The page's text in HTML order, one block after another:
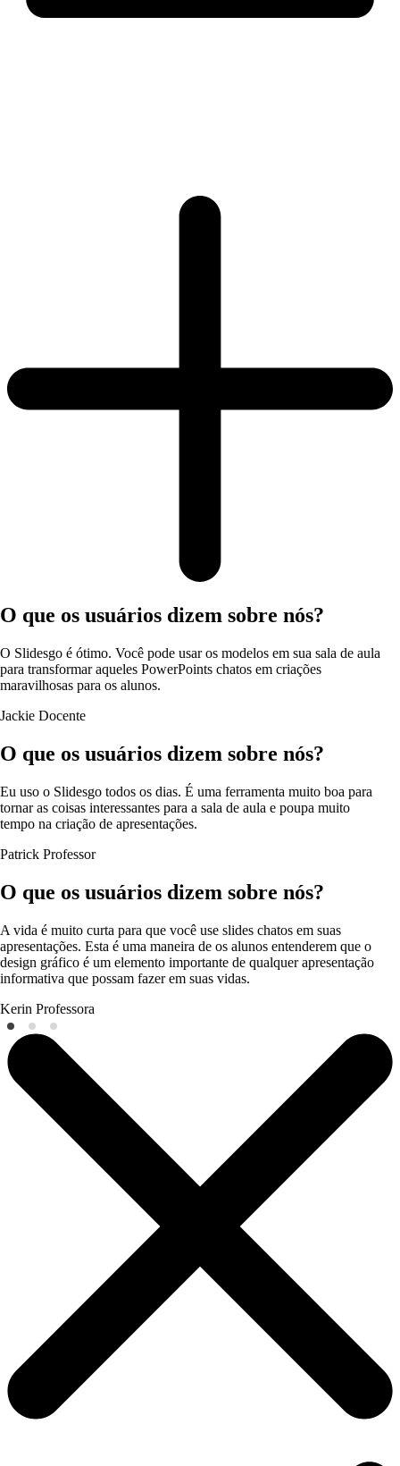
O que os usuários dizem sobre nós?
O Slidesgo é ótimo. Você pode usar os modelos em sua sala de aula
para transformar aqueles PowerPoints chatos em criações
maravilhosas para os alunos.
Jackie Docente
O que os usuários dizem sobre nós?
Eu uso o Slidesgo todos os dias. É uma ferramenta muito boa para
tornar as coisas interessantes para a sala de aula e poupa muito
tempo na criação de apresentações.
Patrick Professor
O que os usuários dizem sobre nós?
A vida é muito curta para que você use slides chatos em suas
apresentações. Esta é uma maneira de os alunos entenderem que o
design gráfico é um elemento importante de qualquer apresentação
informativa que possam fazer em suas vidas.
Kerin Professora